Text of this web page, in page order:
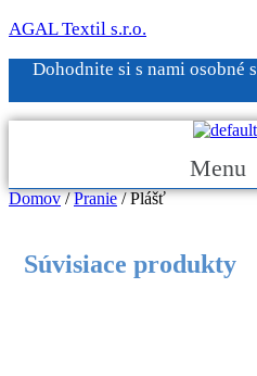
AGAL Textil s.r.o.
Dohodnite si s nami osobné
Menu
Domov/Pranie/ Plášť
Súvisiace produkty